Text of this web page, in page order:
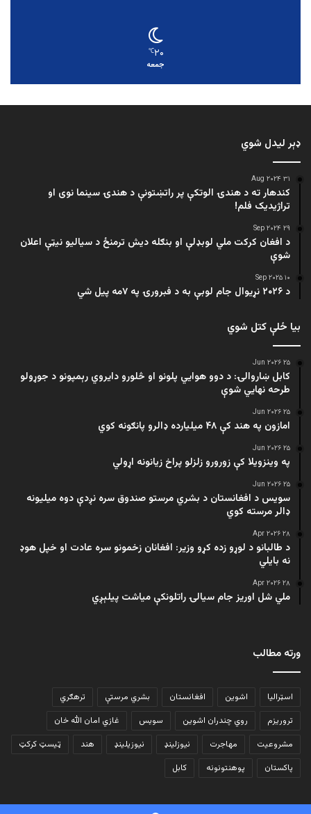
۲۰℃
جمعه
ډېر لیدل شوي
۳۱ Aug ۲۰۲۴
کندهار ته د هندۍ الوتکې پر راتښتونې د هندۍ سینما نوی او
تراژيديک فلم!
۲۹ Sep ۲۰۲۴
د افغان کرکت ملي لوبډلې او بنګله دیش ترمنځ د سیالیو نیټې اعلان
شوې
۱۰ Sep ۲۰۲۵
د ۲۰۲۶ نړیوال جام لوبې به د فبرورۍ په ۷مه پیل شي
بیا ځلې کتل شوي
۲۵ Jun ۲۰۲۶
کابل ښاروالۍ: د دوو هوايي پلونو او څلورو دایروي رېمپونو د جوړولو
طرحه نهایي شوې
۲۵ Jun ۲۰۲۶
امازون په هند کې ۴۸ میلیارده ډالرو پانګونه کوي
۲۵ Jun ۲۰۲۶
په وینزویلا کې زورورو زلزلو پراخ زیانونه اړولي
۲۵ Jun ۲۰۲۶
سویس د افغانستان د بشري مرستو صندوق سره نږدې دوه میلیونه
ډالر مرسته کوي
۲۸ Apr ۲۰۲۶
د طالبانو د لوړو زده کړو وزیر: افغانان زخمونو سره عادت او خپل هوډ
نه بایلي
۲۸ Apr ۲۰۲۶
ملي شل اوریز جام سیالۍ راتلونکې میاشت پیلېږي
ورته مطالب
اسټرالیا اشوین افغانستان بشري مرستې
ترهګري
تروریزم
روي چندران اشوین سویس
غازي امان الله خان
مشروعیت
مهاجرت نیوزلینډ نیوزیلینډ هند
ټیسټ کرکټ
پاکستان
پوهنتونونه کابل